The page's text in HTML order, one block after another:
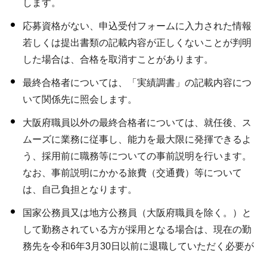
します。
応募資格がない、申込受付フォームに入力された情報
若しくは提出書類の記載内容が正しくないことが判明
した場合は、合格を取消すことがあります。
最終合格者については、「実績調書」の記載内容につ
いて関係先に照会します。
大阪府職員以外の最終合格者については、就任後、ス
ムーズに業務に従事し、能力を最大限に発揮できるよ
う、採用前に職務等についての事前説明を行います。
なお、事前説明にかかる旅費（交通費）等について
は、自己負担となります。
国家公務員又は地方公務員（大阪府職員を除く。）と
して勤務されている方が採用となる場合は、現在の勤
務先を令和6年3月30日以前に退職していただく必要が